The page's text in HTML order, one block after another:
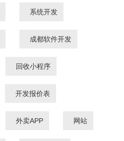
系统开发
成都软件开发
回收小程序
开发报价表
外卖APP 网站